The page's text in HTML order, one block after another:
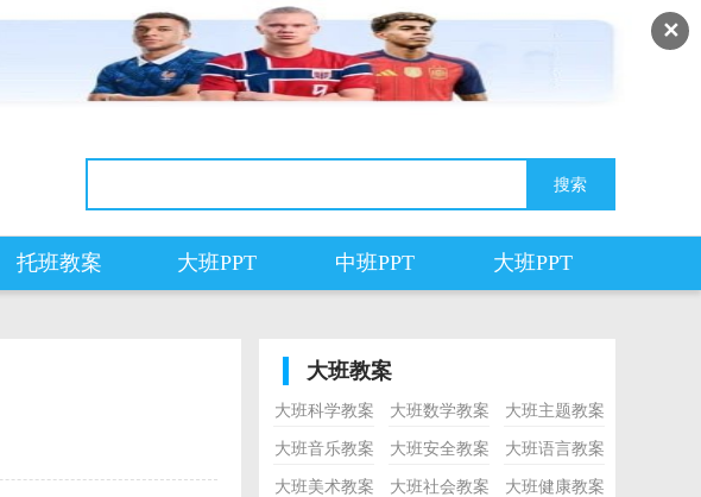
✕
托班教案 大班PPT 中班PPT 大班PPT
大班教案
大班科学教案 大班数学教案
大班主题教案
大班音乐教案
大班安全教案
大班语言教案
大班美术教案
大班社会教案
大班健康教案